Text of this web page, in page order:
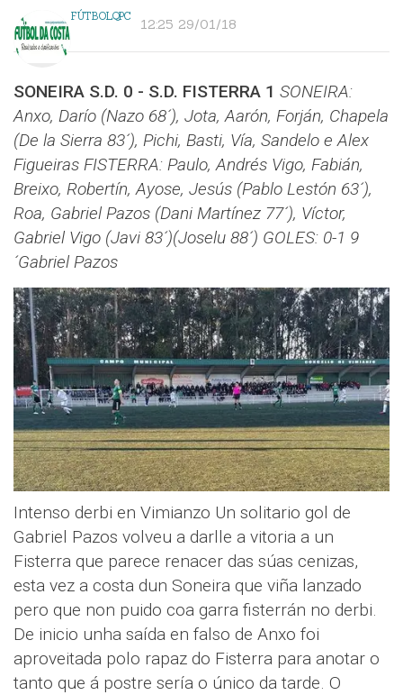
FÚTBOLQPC 12:25 29/01/18
SONEIRA S.D. 0 - S.D. FISTERRA 1 SONEIRA:
Anxo, Darío (Nazo 68´), Jota, Aarón, Forján, Chapela
(De la Sierra 83´), Pichi, Basti, Vía, Sandelo e Alex
Figueiras FISTERRA: Paulo, Andrés Vigo, Fabián,
Breixo, Robertín, Ayose, Jesús (Pablo Lestón 63´),
Roa, Gabriel Pazos (Dani Martínez 77´), Víctor,
Gabriel Vigo (Javi 83´)(Joselu 88´) GOLES: 0-1 9
´Gabriel Pazos
Intenso derbi en Vimianzo Un solitario gol de
Gabriel Pazos volveu a darlle a vitoria a un
Fisterra que parece renacer das súas cenizas,
esta vez a costa dun Soneira que viña lanzado
pero que non puido coa garra fisterrán no derbi.
De inicio unha saída en falso de Anxo foi
aproveitada polo rapaz do Fisterra para anotar o
tanto que á postre sería o único da tarde. O